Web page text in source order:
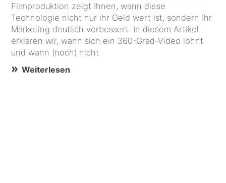
Filmproduktion zeigt Ihnen, wann diese
Technologie nicht nur ihr Geld wert ist, sondern Ihr
Marketing deutlich verbessert. In diesem Artikel
erklären wir, wann sich ein 360-Grad-Video lohnt
und wann (noch) nicht
Weiterlesen